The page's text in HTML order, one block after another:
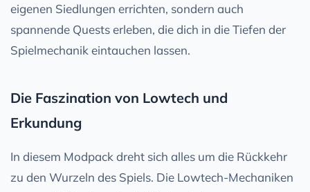
eigenen Siedlungen errichten, sondern auch
spannende Quests erleben, die dich in die Tiefen der
Spielmechanik eintauchen lassen.
Die Faszination von Lowtech und
Erkundung
In diesem Modpack dreht sich alles um die Rückkehr
zu den Wurzeln des Spiels. Die Lowtech-Mechaniken